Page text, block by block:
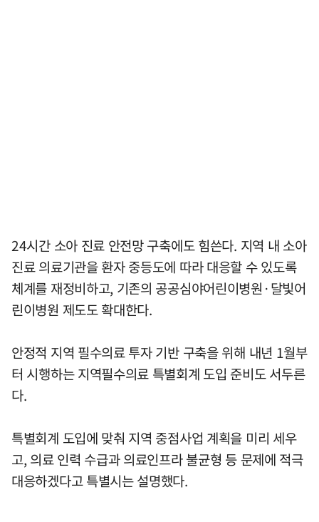
24시간 소아 진료 안전망 구축에도 힘쓴다. 지역 내 소아
진료 의료기관을 환자 중등도에 따라 대응할 수 있도록
체계를 재정비하고, 기존의 공공심야어린이병원·달빛어
린이병원 제도도 확대한다.
안정적 지역 필수의료 투자 기반 구축을 위해 내년 1월부
터 시행하는 지역필수의료 특별회계 도입 준비도 서두른
다.
특별회계 도입에 맞춰 지역 중점사업 계획을 미리 세우
고, 의료 인력 수급과 의료인프라 불균형 등 문제에 적극
대응하겠다고 특별시는 설명했다.